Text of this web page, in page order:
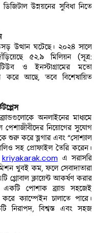
উন্নয়নের সুবিধা নিতে
উত্থান ঘটেছে। ২০২৪ সালে
৫২.৯ মিলিয়ন (সূত্র:
ও ইনস্টাগ্রামের মতো
করে আছে, তবে বিশেষায়িত
অনলাইনের মাধ্যমে
পেশাজীবীদের নিয়োগের সুযোগ
শুরু করে ভ্লগার এবং “সোশ্যাল
সহ প্রোফাইল তৈরি করেন।
kriyakarak.com এ সরাসরি
খুবই কম, ফলে সেবাদাতারা
ক্লায়েন্ট আকর্ষণ করার
পোশাক ব্র্যান্ড সহজেই
করে ক্যাম্পেইন চালাতে পারে।
নিরাপদ, বিশ্বস্ত এবং সহজ